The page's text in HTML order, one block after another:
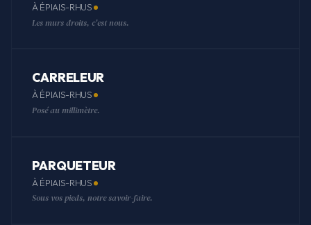
À ÉPIAIS-RHUS
Les murs droits, c'est nous.
CARRELEUR
À ÉPIAIS-RHUS
Posé au millimètre.
PARQUETEUR
À ÉPIAIS-RHUS
Sous vos pieds, notre savoir-faire.